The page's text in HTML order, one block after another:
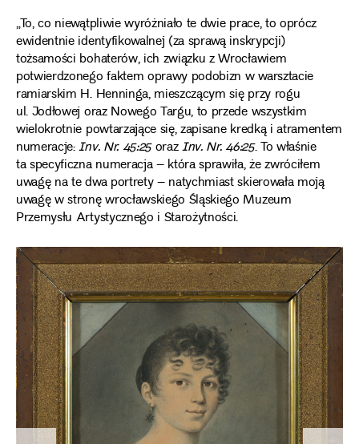
„To, co niewątpliwie wyróżniało te dwie prace, to oprócz
ewidentnie identyfikowalnej (za sprawą inskrypcji)
tożsamości bohaterów, ich związku z Wrocławiem
potwierdzonego faktem oprawy podobizn w warsztacie
ramiarskim H. Henninga, mieszczącym się przy rogu
ul. Jodłowej oraz Nowego Targu, to przede wszystkim
wielokrotnie powtarzające się, zapisane kredką i atramentem
numeracje:Inv. Nr. 45:25orazInv. Nr. 46:25. To właśnie
ta specyficzna numeracja – która sprawiła, że zwróciłem
uwagę na te dwa portrety – natychmiast skierowała moją
uwagę w stronę wrocławskiego Śląskiego Muzeum
Przemysłu Artystycznego i Starożytności.